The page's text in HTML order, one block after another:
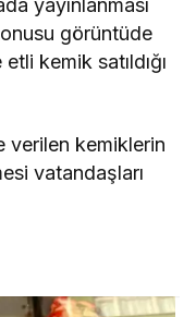
yayınlanması
görüntüde
kemik satıldığı
verilen kemiklerin
vatandaşları